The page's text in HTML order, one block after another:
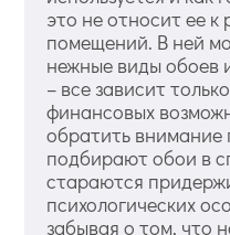
это не относит ее к
помещений. В ней
нежные виды обоев
– все зависит
финансовых
обратить
подбирают обои в
стараются
психологических
забывая о том, что